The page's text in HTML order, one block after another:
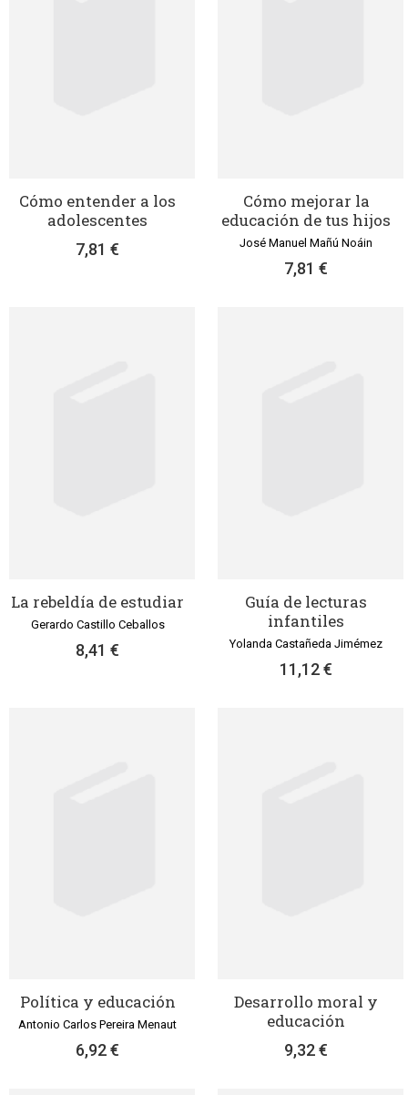
Cómo entender a los
adolescentes
7,81 €
Cómo mejorar la
educación de tus hijos
José Manuel Mañú Noáin
7,81 €
La rebeldía de estudiar
Gerardo Castillo Ceballos
8,41 €
Guía de lecturas
infantiles
Yolanda Castañeda Jimémez
11,12 €
Política y educación
Antonio Carlos Pereira Menaut
6,92 €
Desarrollo moral y
educación
9,32 €